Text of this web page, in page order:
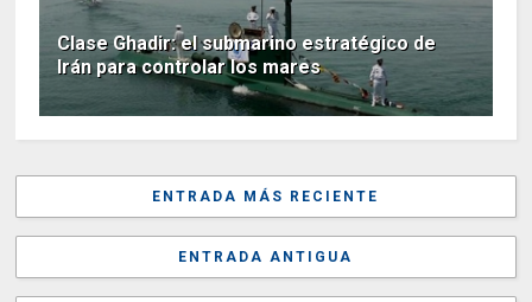
Clase Ghadir: el submarino estratégico de
Irán para controlar los mares
ENTRADA MÁS RECIENTE
ENTRADA ANTIGUA